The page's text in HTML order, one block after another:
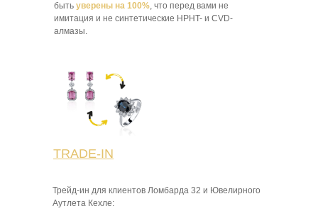
быть уверены на 100%, что перед вами не
имитация и не синтетические HPHT- и CVD-
алмазы.
TRADE-IN
Трейд-ин для клиентов Ломбарда 32 и Ювелирного
Аутлета Кехле: